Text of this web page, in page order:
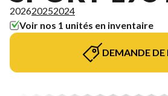
202620252024
Voir nos 1 unités en inventaire
DEMANDE DE